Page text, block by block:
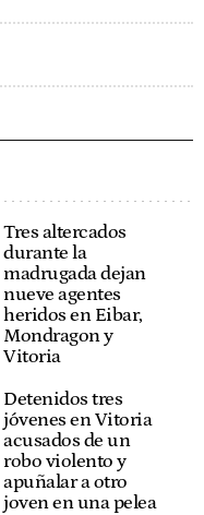
Tres altercados
durante la
madrugada dejan
nueve agentes
heridos en Eibar,
Mondragon y
Vitoria
Detenidos tres
jóvenes en Vitoria
acusados de un
robo violento y
apuñalar a otro
joven en una pelea